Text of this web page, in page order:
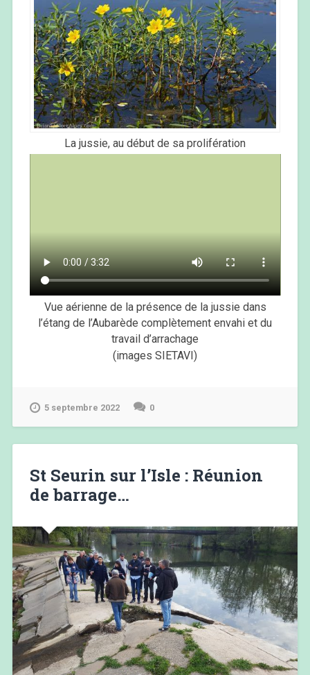
La jussie, au début de sa prolifération
Vue aérienne de la présence de la jussie dans
l’étang de l’Aubarède complètement envahi et du
travail d’arrachage
(images SIETAVI)
5 septembre 2022 0
St Seurin sur l’Isle : Réunion
de barrage…